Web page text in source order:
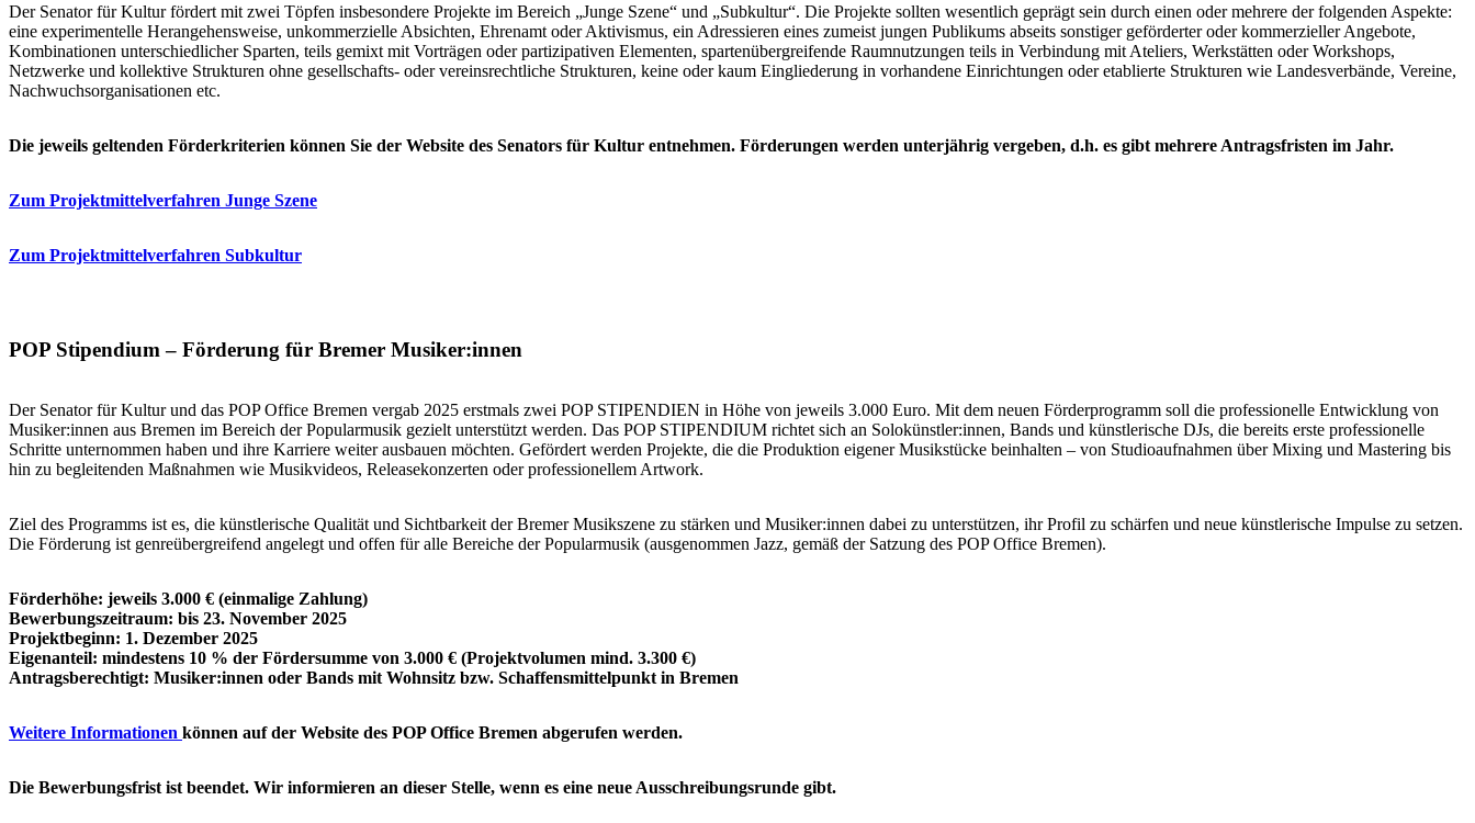
Der Senator für Kultur fördert mit zwei Töpfen insbesondere Projekte im Bereich „Junge Szene“ und „Subkultur“. Die Projekte sollten wesentlich geprägt sein durch einen oder mehrere der folgenden Aspekte:
eine experimentelle Herangehensweise, unkommerzielle Absichten, Ehrenamt oder Aktivismus, ein Adressieren eines zumeist jungen Publikums abseits sonstiger geförderter oder kommerzieller Angebote,
Kombinationen unterschiedlicher Sparten, teils gemixt mit Vorträgen oder partizipativen Elementen, spartenübergreifende Raumnutzungen teils in Verbindung mit Ateliers, Werkstätten oder Workshops,
Netzwerke und kollektive Strukturen ohne gesellschafts- oder vereinsrechtliche Strukturen, keine oder kaum Eingliederung in vorhandene Einrichtungen oder etablierte Strukturen wie Landesverbände, Vereine,
Nachwuchsorganisationen etc.
Die jeweils geltenden Förderkriterien können Sie der Website des Senators für Kultur entnehmen. Förderungen werden unterjährig vergeben, d.h. es gibt mehrere Antragsfristen im Jahr.
Zum Projektmittelverfahren Junge Szene
Zum Projektmittelverfahren Subkultur
POP Stipendium – Förderung für Bremer Musiker:innen
Der Senator für Kultur und das POP Office Bremen vergab 2025 erstmals zwei POP STIPENDIEN in Höhe von jeweils 3.000 Euro. Mit dem neuen Förderprogramm soll die professionelle Entwicklung von
Musiker:innen aus Bremen im Bereich der Popularmusik gezielt unterstützt werden. Das POP STIPENDIUM richtet sich an Solokünstler:innen, Bands und künstlerische DJs, die bereits erste professionelle
Schritte unternommen haben und ihre Karriere weiter ausbauen möchten. Gefördert werden Projekte, die die Produktion eigener Musikstücke beinhalten – von Studioaufnahmen über Mixing und Mastering bis
hin zu begleitenden Maßnahmen wie Musikvideos, Releasekonzerten oder professionellem Artwork.
Ziel des Programms ist es, die künstlerische Qualität und Sichtbarkeit der Bremer Musikszene zu stärken und Musiker:innen dabei zu unterstützen, ihr Profil zu schärfen und neue künstlerische Impulse zu setzen.
Die Förderung ist genreübergreifend angelegt und offen für alle Bereiche der Popularmusik (ausgenommen Jazz, gemäß der Satzung des POP Office Bremen).
Förderhöhe: jeweils 3.000 € (einmalige Zahlung)
Bewerbungszeitraum: bis 23. November 2025
Projektbeginn: 1. Dezember 2025
Eigenanteil: mindestens 10 % der Fördersumme von 3.000 € (Projektvolumen mind. 3.300 €)
Antragsberechtigt: Musiker:innen oder Bands mit Wohnsitz bzw. Schaffensmittelpunkt in Bremen
Weitere Informationen können auf der Website des POP Office Bremen abgerufen werden.
Die Bewerbungsfrist ist beendet. Wir informieren an dieser Stelle, wenn es eine neue Ausschreibungsrunde gibt.